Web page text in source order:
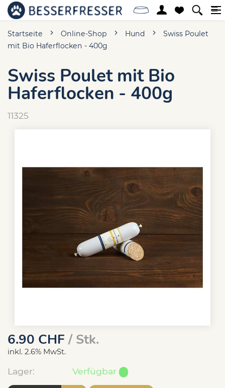
Startseite Online-Shop Hund
Swiss Poulet
mit Bio Haferflocken - 400g
Swiss Poulet mit Bio
Haferflocken - 400g
11325
6.90 CHF/ Stk.
inkl. 2.6% MwSt.
Lager: Verfügbar